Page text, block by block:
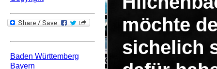
Baden Württemberg
Bayern
möchte
sichelich